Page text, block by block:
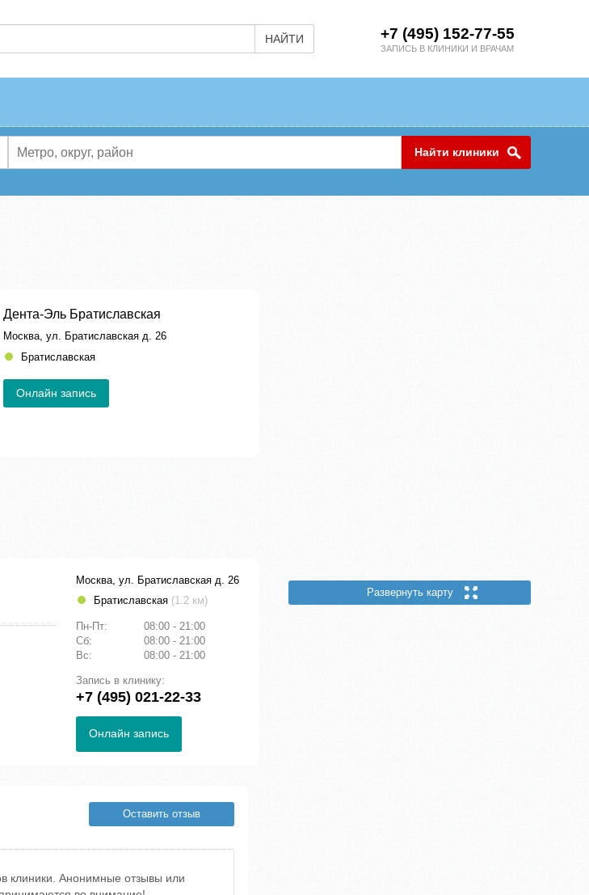
НАЙТИ +7 (495) 152-77-55
ЗАПИСЬ В КЛИНИКИ И ВРАЧАМ
Найти клиники
Дента-Эль Братиславская
Москва, ул. Братиславская д. 26
Братиславская
Онлайн запись
Москва, ул. Братиславская д. 26
Братиславская (1.2 км)
Пн-Пт:
08:00 - 21:00
Сб:
08:00 - 21:00
Вс:
08:00 - 21:00
Запись в клинику:
+7 (495) 021-22-33
Онлайн запись
Оставить отзыв
клиники. Анонимные отзывы или
Развернуть карту